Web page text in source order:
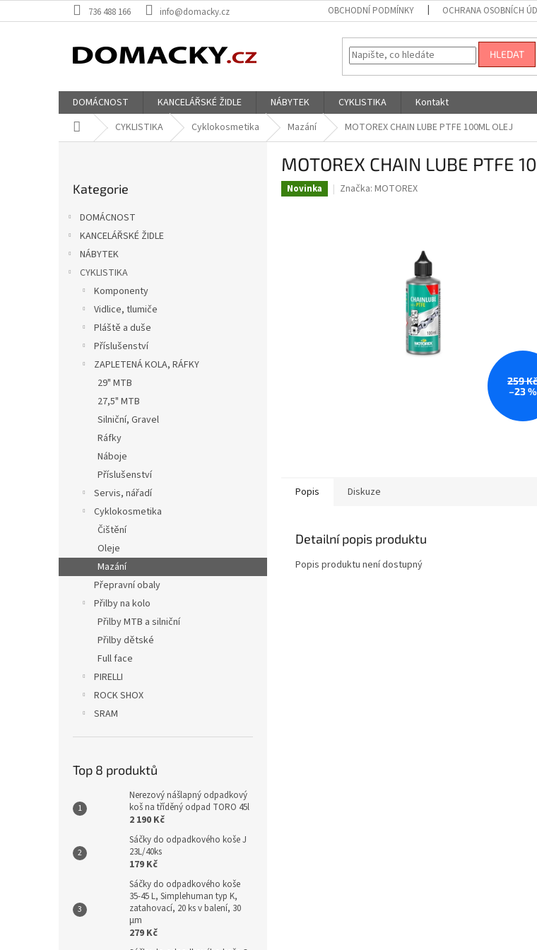
na
736 488 166 info@domacky.cz OBCHODNÍ PODMÍNKY OCHRANA OSOBNÍCH
HLEDAT
DOMÁCNOST KANCELÁŘSKÉ ŽIDLE NÁBYTEK CYKLISTIKA
Kontakt
Domů CYKLISTIKA Cyklokosmetika Mazání MOTOREX CHAIN LUBE PTFE 100ML OLEJ
kategorie
Kategorie
DOMÁCNOST
KANCELÁŘSKÉ ŽIDLE
NÁBYTEK
CYKLISTIKA
Komponenty
Vidlice, tlumiče
Pláště a duše
Příslušenství
ZAPLETENÁ KOLA, RÁFKY
29" MTB
27,5" MTB
Silniční, Gravel
Ráfky
Náboje
Příslušenství
Servis, nářadí
Cyklokosmetika
Čištění
Oleje
Mazání
Přepravní obaly
Přilby na kolo
Přilby MTB a silniční
Přilby dětské
Full face
PIRELLI
ROCK SHOX
SRAM
Top 8 produktů
Nerezový nášlapný odpadkový
koš na tříděný odpad TORO 45l
2 190 Kč
Sáčky do odpadkového koše J
23L/40ks
179 Kč
Sáčky do odpadkového koše
35-45 L, Simplehuman typ K,
zatahovací, 20 ks v balení, 30
µm
279 Kč
MOTOREX CHAIN LUBE PTFE
Novinka Značka: MOTOREX
259 Kč
–23 %
Popis Diskuze
Detailní popis produktu
Popis produktu není dostupný